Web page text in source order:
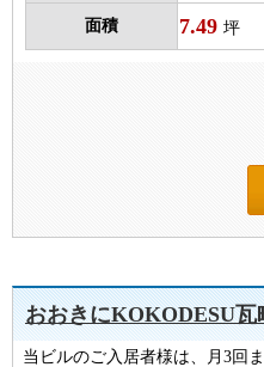
面積 7.49 坪
おおきにKOKODESU
当ビルのご入居者様は、月3回